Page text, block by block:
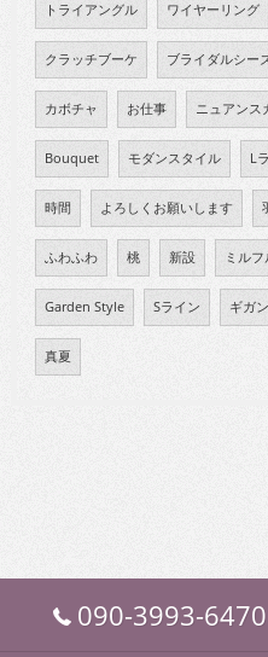
トライアングル ワイヤーリング
クラッチブーケ ブライダルシー
カボチャ お仕事 ニュアンス
Bouquet モダンスタイル L
時間 よろしくお願いします
ふわふわ 桃 新設 ミル
Garden Style Sライン ギガ
真夏
090-3993-6470